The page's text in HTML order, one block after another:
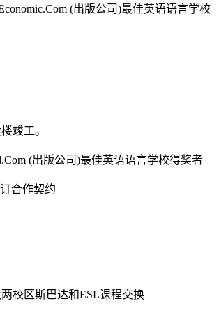
(出版公司)最佳英语语言学校
竣工。
(出版公司)最佳英语语言学校得奖者
合作契约
校区斯巴达和ESL课程交换